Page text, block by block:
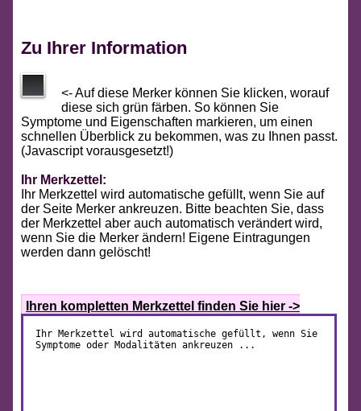
Zu Ihrer Information
<- Auf diese Merker können Sie klicken, worauf
diese sich grün färben. So können Sie
Symptome und Eigenschaften markieren, um einen
schnellen Überblick zu bekommen, was zu Ihnen passt.
(Javascript vorausgesetzt!)
Ihr Merkzettel:
Ihr Merkzettel wird automatische gefüllt, wenn Sie auf
der Seite Merker ankreuzen. Bitte beachten Sie, dass
der Merkzettel aber auch automatisch verändert wird,
wenn Sie die Merker ändern! Eigene Eintragungen
werden dann gelöscht!
Ihren kompletten Merkzettel finden Sie hier ->